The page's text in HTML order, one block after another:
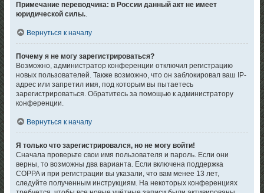
Примечание переводчика: в России данный акт не имеет
юридической силы..
Вернуться к началу
Почему я не могу зарегистрироваться?
Возможно, администратор конференции отключил регистрацию
новых пользователей. Также возможно, что он заблокировал ваш IP-
адрес или запретил имя, под которым вы пытаетесь
зарегистрироваться. Обратитесь за помощью к администратору
конференции.
Вернуться к началу
Я только что зарегистрировался, но не могу войти!
Сначала проверьте свои имя пользователя и пароль. Если они
верны, то возможны два варианта. Если включена поддержка
COPPA и при регистрации вы указали, что вам менее 13 лет,
следуйте полученным инструкциям. На некоторых конференциях